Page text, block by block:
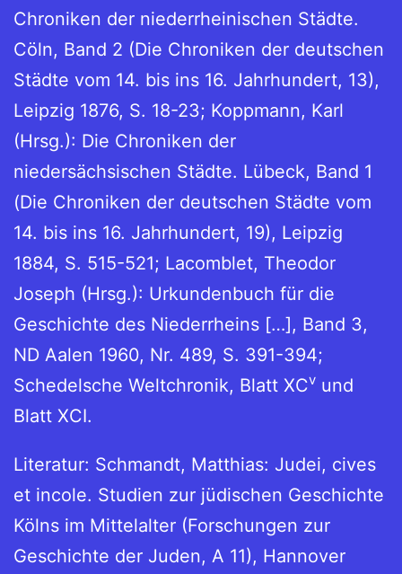
Chroniken der niederrheinischen Städte.
Cöln, Band 2 (Die Chroniken der deutschen
Städte vom 14. bis ins 16. Jahrhundert, 13),
Leipzig 1876, S. 18-23; Koppmann, Karl
(Hrsg.): Die Chroniken der
niedersächsischen Städte. Lübeck, Band 1
(Die Chroniken der deutschen Städte vom
14. bis ins 16. Jahrhundert, 19), Leipzig
1884, S. 515-521; Lacomblet, Theodor
Joseph (Hrsg.): Urkundenbuch für die
Geschichte des Niederrheins […], Band 3,
ND Aalen 1960, Nr. 489, S. 391-394;
Schedelsche Weltchronik, Blatt XCv und
Blatt XCI.
Literatur: Schmandt, Matthias: Judei, cives
et incole. Studien zur jüdischen Geschichte
Kölns im Mittelalter (Forschungen zur
Geschichte der Juden, A 11), Hannover